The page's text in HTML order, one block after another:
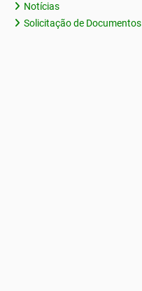
Notícias
Solicitação de Documentos